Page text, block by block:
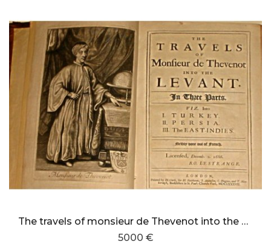
The travels of monsieur de Thevenot into the Levant in three parts.
5000 €